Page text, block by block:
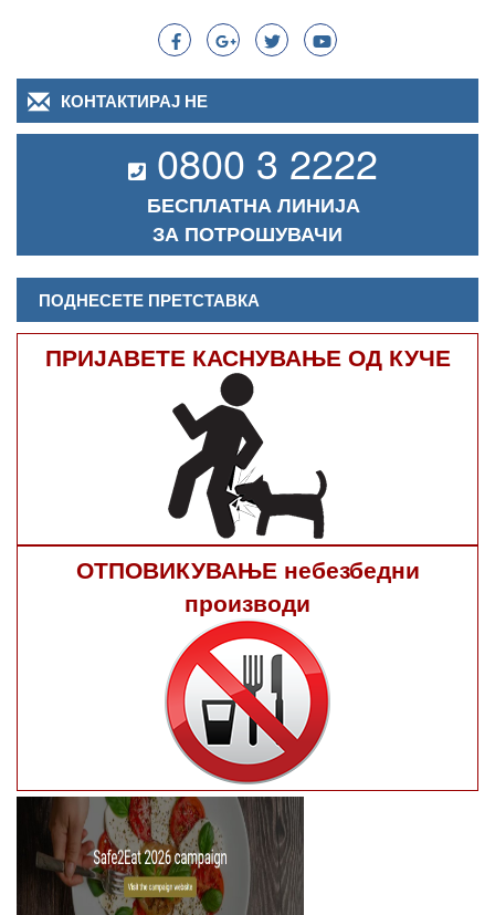
КОНТАКТИРАЈ НЕ
0800 3 2222
БЕСПЛАТНА ЛИНИЈА
ЗА ПОТРОШУВАЧИ
ПОДНЕСЕТЕ ПРЕТСТАВКА
ПРИЈАВЕТЕ КАСНУВАЊЕ ОД КУЧЕ
ОТПОВИКУВАЊЕ небезбедни
производи